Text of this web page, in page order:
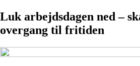
Luk arbejdsdagen ned –
overgang til fritiden